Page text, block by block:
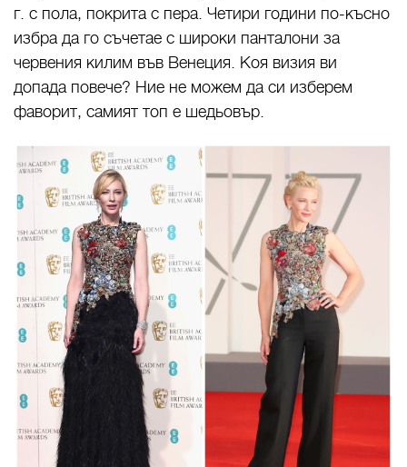
г. с пола, покрита с пера. Четири години по-късно
избра да го съчетае с широки панталони за
червения килим във Венеция. Коя визия ви
допада повече? Ние не можем да си изберем
фаворит, самият топ е шедьовър.